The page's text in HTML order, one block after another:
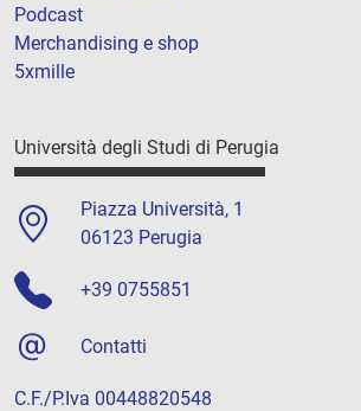
Podcast
Merchandising e shop
5xmille
Università degli Studi di Perugia
Piazza Università, 1
06123 Perugia
+39 0755851
Contatti
C.F./P.Iva 00448820548